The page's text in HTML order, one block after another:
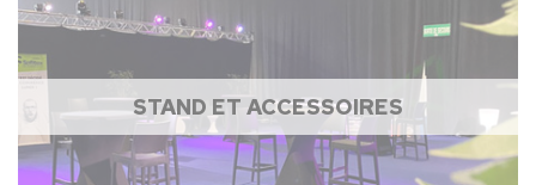
STAND ET ACCESSOIRES